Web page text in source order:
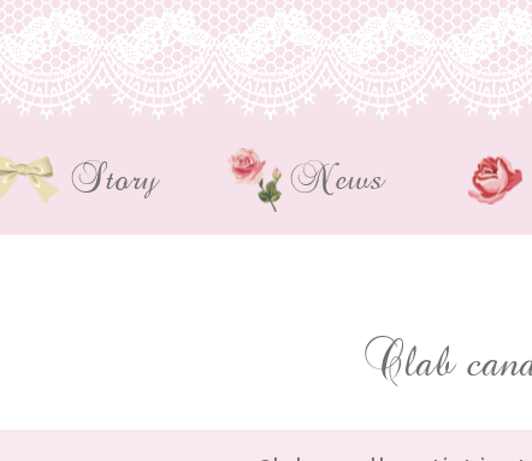
Story News
Clab